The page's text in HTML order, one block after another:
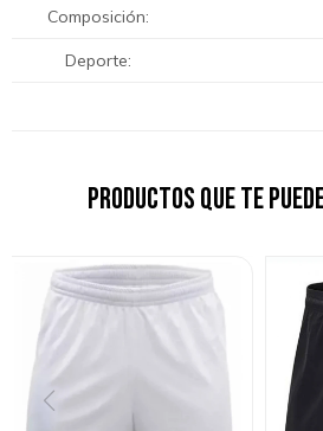
Composición
Deporte
Productos que te